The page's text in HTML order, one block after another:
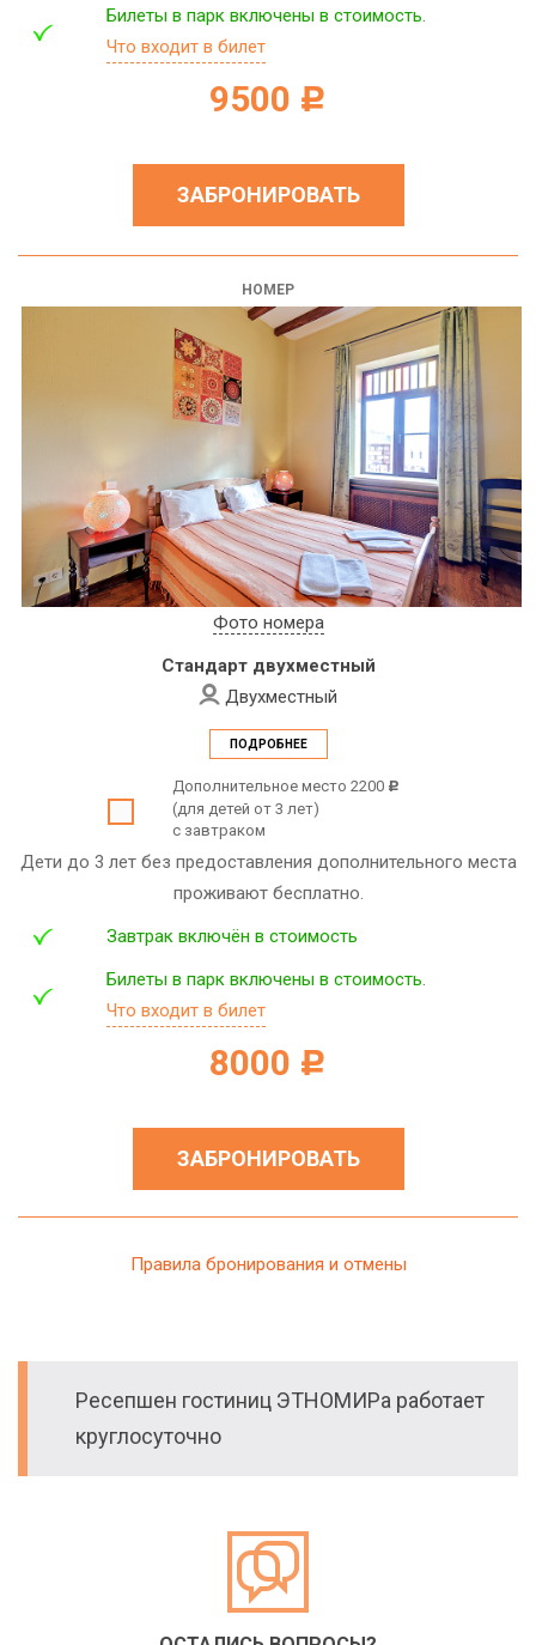
Билеты в парк включены в стоимость.
Что входит в билет
9500 c
ЗАБРОНИРОВАТЬ
НОМЕР
Фото номера
Стандарт двухместный
Двухместный
ПОДРОБНЕЕ
Дополнительное место 2200 c
(для детей от 3 лет)
с завтраком
Дети до 3 лет без предоставления дополнительного места
проживают бесплатно.
Завтрак включён в стоимость
Билеты в парк включены в стоимость.
Что входит в билет
8000 c
ЗАБРОНИРОВАТЬ
Правила бронирования и отмены
Ресепшен гостиниц ЭТНОМИРа работает
круглосуточно